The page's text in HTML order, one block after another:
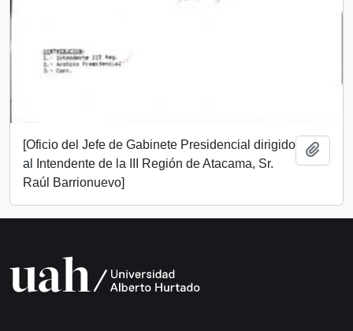
[Oficio del Jefe de Gabinete Presidencial dirigido
al Intendente de la III Región de Atacama, Sr.
Raúl Barrionuevo]